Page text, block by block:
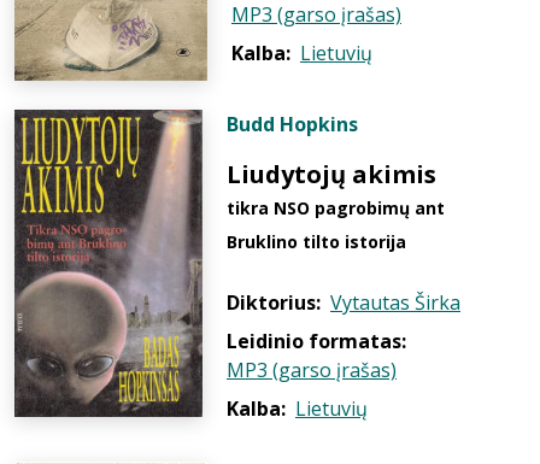
MP3 (garso įrašas)
Kalba: Lietuvių
Budd Hopkins
Liudytojų akimis
tikra NSO pagrobimų ant
Bruklino tilto istorija
Diktorius: Vytautas Širka
Leidinio formatas:
MP3 (garso įrašas)
Kalba: Lietuvių